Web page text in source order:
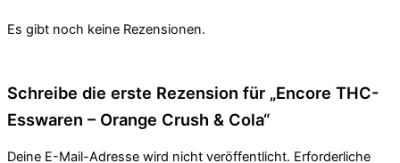
Es gibt noch keine Rezensionen.
Schreibe die erste Rezension für „Encore THC-
Esswaren – Orange Crush & Cola“
Deine E-Mail-Adresse wird nicht veröffentlicht. Erforderliche